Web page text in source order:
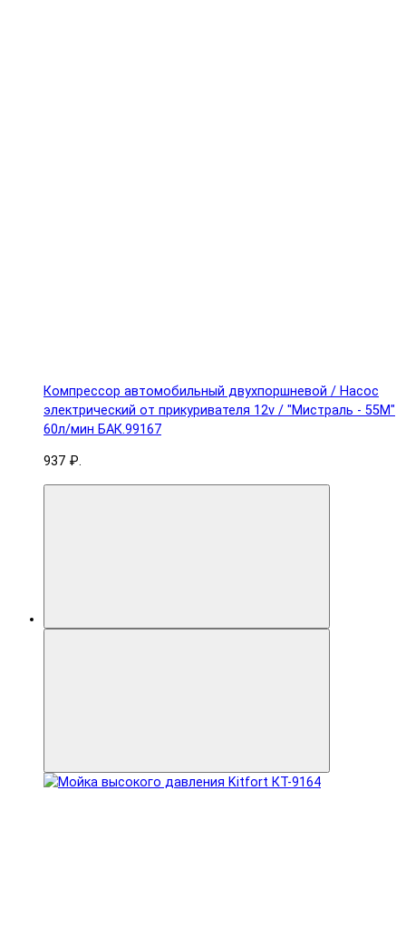
Компрессор автомобильный двухпоршневой / Насос
электрический от прикуривателя 12v / "Мистраль - 55М"
60л/мин БАК.99167
937 ₽.